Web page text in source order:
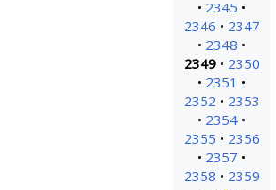
2345
2346
2347
2348
2349
2350
2351
2352
2353
2354
2355
2356
2357
2358
2359